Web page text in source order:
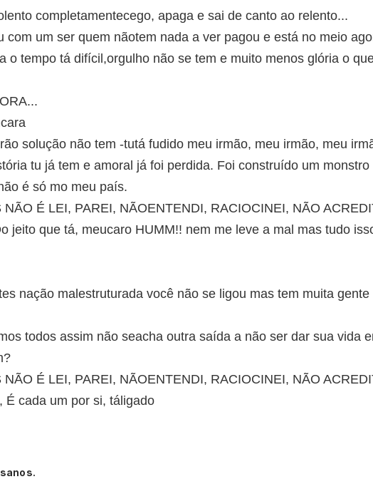
completamentecego, apaga e sai de canto ao relento...
um ser quem nãotem nada a ver pagou e está no meio
o tempo tá difícil,orgulho não se tem e muito menos glória o
solução não tem -tutá fudido meu irmão, meu irmão, meu
tu já tem e amoral já foi perdida. Foi construído um monstro
é só mo meu país.
É LEI, PAREI, NÃOENTENDI, RACIOCINEI, NÃO
jeito que tá, meucaro HUMM!! nem me leve a mal mas tudo
nação malestruturada você não se ligou mas tem muita gente
todos assim não seacha outra saída a não ser dar sua vida
É LEI, PAREI, NÃOENTENDI, RACIOCINEI, NÃO
É cada um por si, táligado